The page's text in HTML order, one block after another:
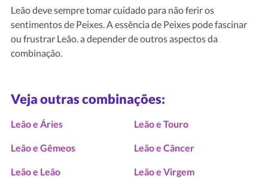
Leão deve sempre tomar cuidado para não ferir os
sentimentos de Peixes. A essência de Peixes pode fascinar
ou frustrar Leão. a depender de outros aspectos da
combinação.
Veja outras combinações:
Leão e Áries Leão e Touro
Leão e Gêmeos Leão e Câncer
Leão e Leão Leão e Virgem